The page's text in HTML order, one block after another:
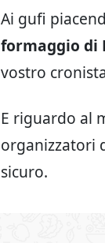
Ai gufi
formaggio di
vostro
E riguardo al
organizzatori
sicuro.